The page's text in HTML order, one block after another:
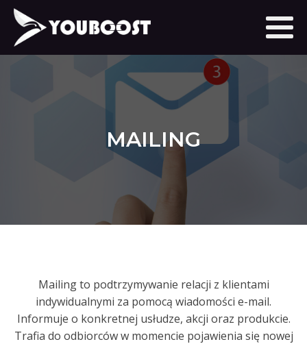
MAILING
Mailing to podtrzymywanie relacji z klientami
indywidualnymi za pomocą wiadomości e-mail.
Informuje o konkretnej usłudze, akcji oraz produkcie.
Trafia do odbiorców w momencie pojawienia się nowej